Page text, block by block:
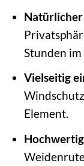
Natürlicher
Stunden im
Vielseitig
Element.